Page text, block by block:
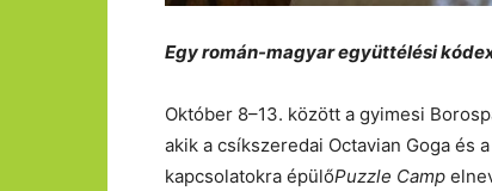
Egy román-magyar együttélési
Október 8–13. között a gyimesi
akik a csíkszeredai Octavian Goga és
kapcsolatokra épülőPuzzle Camp